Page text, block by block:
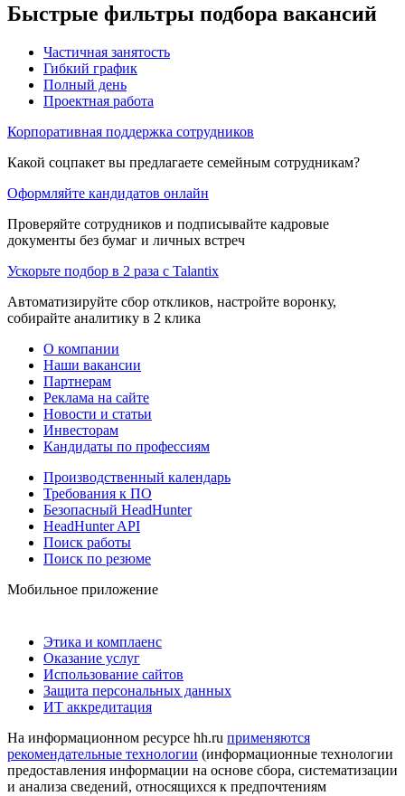
Быстрые фильтры подбора вакансий
Частичная занятость
Гибкий график
Полный день
Проектная работа
Корпоративная поддержка сотрудников
Какой соцпакет вы предлагаете семейным сотрудникам?
Оформляйте кандидатов онлайн
Проверяйте сотрудников и подписывайте кадровые
документы без бумаг и личных встреч
Ускорьте подбор в 2 раза с Talantix
Автоматизируйте сбор откликов, настройте воронку,
собирайте аналитику в 2 клика
О компании
Наши вакансии
Партнерам
Реклама на сайте
Новости и статьи
Инвесторам
Кандидаты по профессиям
Производственный календарь
Требования к ПО
Безопасный HeadHunter
HeadHunter API
Поиск работы
Поиск по резюме
Мобильное приложение
Этика и комплаенс
Оказание услуг
Использование сайтов
Защита персональных данных
ИТ аккредитация
На информационном ресурсе hh.ru применяются
рекомендательные технологии (информационные технологии
предоставления информации на основе сбора, систематизации
и анализа сведений, относящихся к предпочтениям